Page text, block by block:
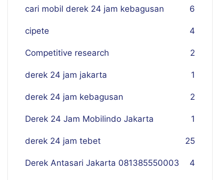
cari mobil derek 24 jam kebagusan 6
cipete 4
Competitive research 2
derek 24 jam jakarta 1
derek 24 jam kebagusan 2
Derek 24 Jam Mobilindo Jakarta 1
derek 24 jam tebet 25
Derek Antasari Jakarta 081385550003 4